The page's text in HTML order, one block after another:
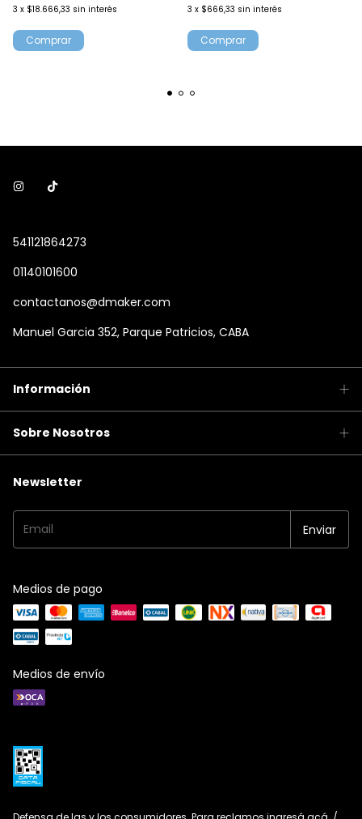
3 x $18.666,33 sin interés 3 x $666,33 sin interés
541121864273
01140101600
contactanos@dmaker.com
Manuel Garcia 352, Parque Patricios, CABA
Información
Sobre Nosotros
Newsletter
Medios de pago
Medios de envío